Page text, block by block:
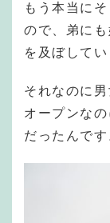
もう本当に
ので、弟に
を及ぼしてい
それなのに
オープンな
だったんです